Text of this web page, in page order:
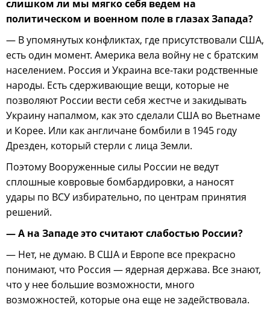
слишком ли мы мягко себя ведем на
политическом и военном поле в глазах Запада?
— В упомянутых конфликтах, где присутствовали США,
есть один момент. Америка вела войну не с братским
населением. Россия и Украина все-таки родственные
народы. Есть сдерживающие вещи, которые не
позволяют России вести себя жестче и закидывать
Украину напалмом, как это сделали США во Вьетнаме
и Корее. Или как англичане бомбили в 1945 году
Дрезден, который стерли с лица Земли.
Поэтому Вооруженные силы России не ведут
сплошные ковровые бомбардировки, а наносят
удары по ВСУ избирательно, по центрам принятия
решений.
— А на Западе это считают слабостью России?
— Нет, не думаю. В США и Европе все прекрасно
понимают, что Россия — ядерная держава. Все знают,
что у нее большие возможности, много
возможностей, которые она еще не задействовала.